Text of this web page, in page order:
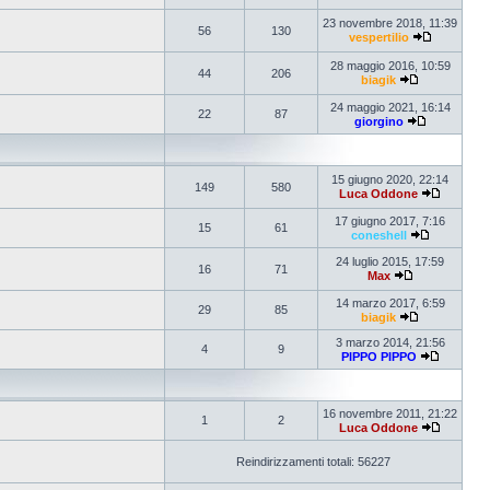
56 130
23 novembre 2018, 11:39
vespertilio
44 206
28 maggio 2016, 10:59
biagik
22 87
24 maggio 2021, 16:14
giorgino
149 580
15 giugno 2020, 22:14
Luca Oddone
15 61
17 giugno 2017, 7:16
coneshell
16 71
24 luglio 2015, 17:59
Max
29 85
14 marzo 2017, 6:59
biagik
4 9
3 marzo 2014, 21:56
PIPPO PIPPO
1 2
16 novembre 2011, 21:22
Luca Oddone
Reindirizzamenti totali: 56227